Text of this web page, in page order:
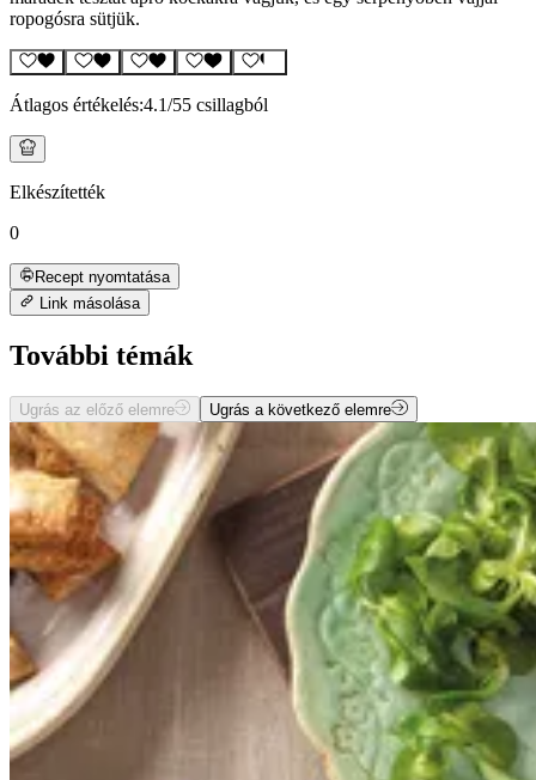
ropogósra sütjük.
Átlagos értékelés:4.1/55 csillagból
Elkészítették
0
Recept nyomtatása
Link másolása
További témák
Ugrás az előző elemre Ugrás a következő elemre